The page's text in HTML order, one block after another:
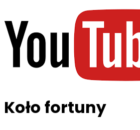
Koło fortuny